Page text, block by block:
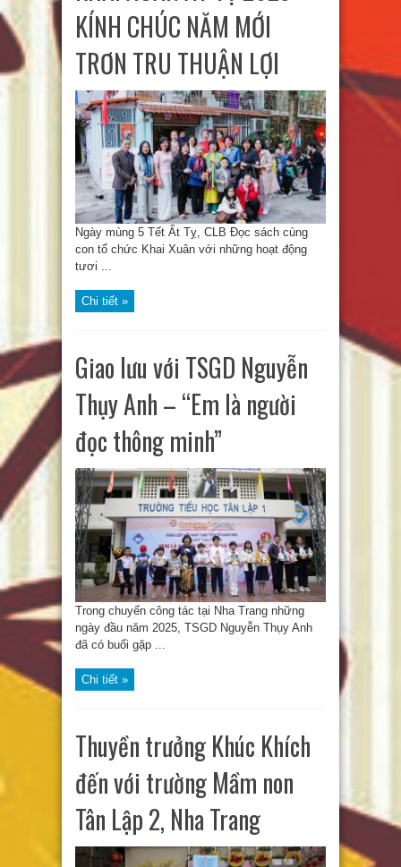
KÍNH CHÚC NĂM MỚI
TRƠN TRU THUẬN LỢI
Ngày mùng 5 Tết Ất Tỵ, CLB Đọc sách cùng
con tổ chức Khai Xuân với những hoạt động
tươi ...
Chi tiết »
Giao lưu với TSGD Nguyễn
Thụy Anh – “Em là người
đọc thông minh”
Trong chuyến công tác tại Nha Trang những
ngày đầu năm 2025, TSGD Nguyễn Thụy Anh
đã có buổi gặp ...
Chi tiết »
Thuyền trưởng Khúc Khích
đến với trường Mầm non
Tân Lập 2, Nha Trang